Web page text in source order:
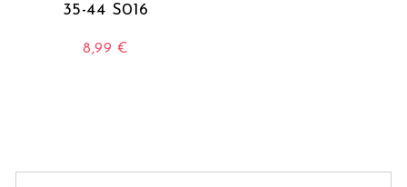
35-44 S016
8,99 €